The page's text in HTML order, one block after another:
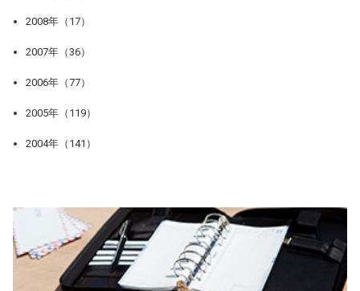
2008年（17）
2007年（36）
2006年（77）
2005年（119）
2004年（141）